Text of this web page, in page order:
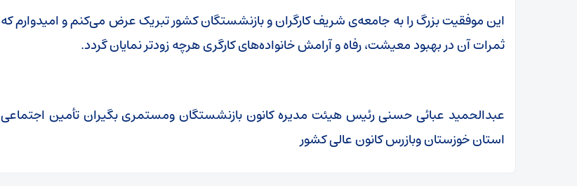
این موفقیت بزرگ را به جامعه‌ی شریف کارگران و بازنشستگان کشور تبریک عرض می‌کنم و امیدوارم که
ثمرات آن در بهبود معیشت، رفاه و آرامش خانواده‌های کارگری هرچه زودتر نمایان گردد.
عبدالحمید عبائی حسنی رئیس هیئت مدیره کانون بازنشستگان ومستمری بگیران تأمین اجتماعی
استان خوزستان وبازرس کانون عالی کشور